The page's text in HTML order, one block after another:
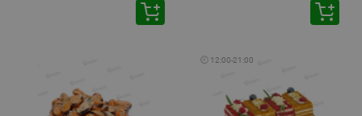
🕘 12:00-21:00